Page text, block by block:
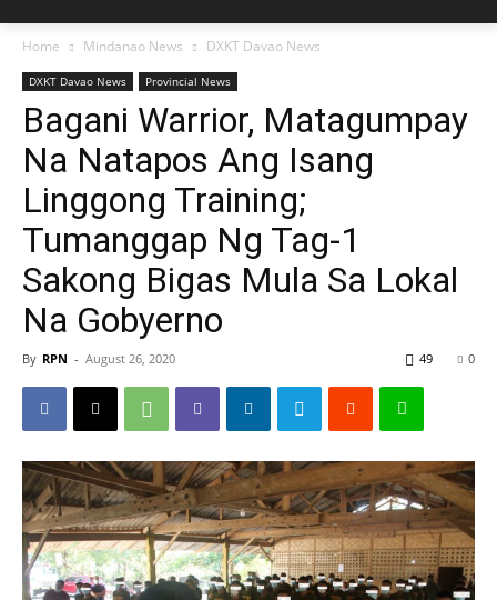
Home Mindanao News DXKT Davao News
DXKT Davao News Provincial News
Bagani Warrior, Matagumpay
Na Natapos Ang Isang
Linggong Training;
Tumanggap Ng Tag-1
Sakong Bigas Mula Sa Lokal
Na Gobyerno
By RPN - August 26, 2020 0
49